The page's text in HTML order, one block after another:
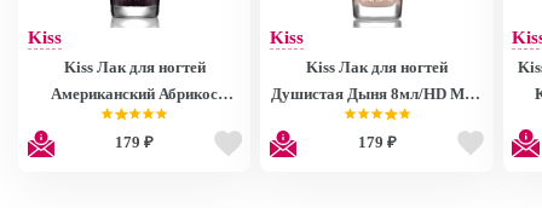
Kiss
Kiss Лак для ногтей
Американский Абрикос
8мл/HD Mini Nail Polish
MNP28
179 ₽
Kiss
Kiss Лак для ногтей
Душистая Дыня 8мл/HD Mini
Nail Polish MNP27
179 ₽